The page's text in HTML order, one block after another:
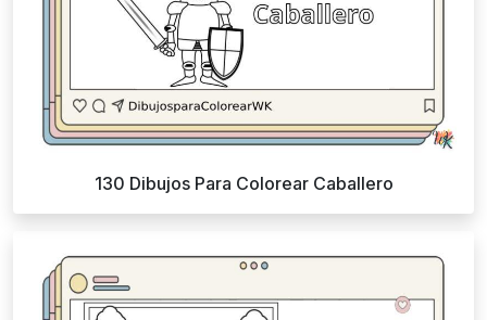
130 Dibujos Para Colorear Caballero